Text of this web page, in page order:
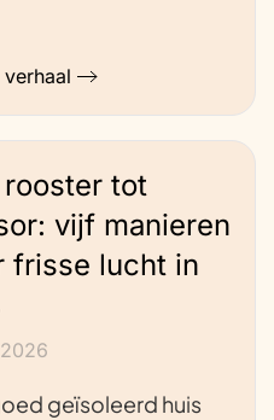
rooster tot
vijf manieren
frisse lucht in
geïsoleerd huis